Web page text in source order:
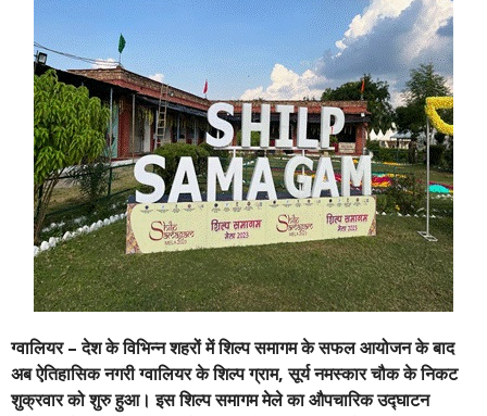
ग्वालियर – देश के विभिन्न शहरों में शिल्प समागम के सफल आयोजन के बाद
अब ऐतिहासिक नगरी ग्वालियर के शिल्प ग्राम, सूर्य नमस्कार चौक के निकट
शुक्रवार को शुरु हुआ। इस शिल्प समागम मेले का औपचारिक उद्घाटन